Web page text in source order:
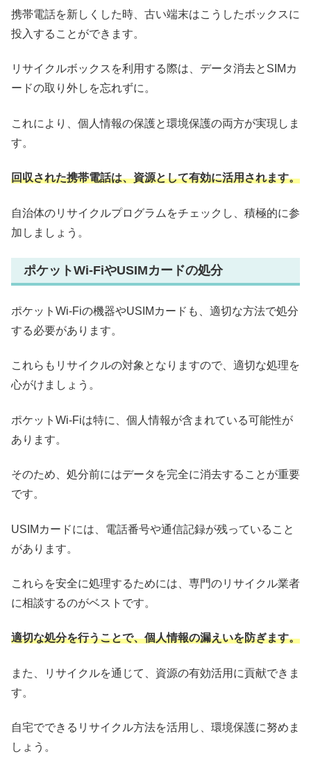
携帯電話を新しくした時、古い端末はこうしたボックスに
投入することができます。
リサイクルボックスを利用する際は、データ消去とSIMカ
ードの取り外しを忘れずに。
これにより、個人情報の保護と環境保護の両方が実現しま
す。
回収された携帯電話は、資源として有効に活用されます。
自治体のリサイクルプログラムをチェックし、積極的に参
加しましょう。
ポケットWi-FiやUSIMカードの処分
ポケットWi-Fiの機器やUSIMカードも、適切な方法で処分
する必要があります。
これらもリサイクルの対象となりますので、適切な処理を
心がけましょう。
ポケットWi-Fiは特に、個人情報が含まれている可能性が
あります。
そのため、処分前にはデータを完全に消去することが重要
です。
USIMカードには、電話番号や通信記録が残っていること
があります。
これらを安全に処理するためには、専門のリサイクル業者
に相談するのがベストです。
適切な処分を行うことで、個人情報の漏えいを防ぎます。
また、リサイクルを通じて、資源の有効活用に貢献できま
す。
自宅でできるリサイクル方法を活用し、環境保護に努めま
しょう。